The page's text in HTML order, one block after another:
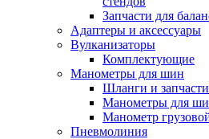
Запчасти для
Адаптеры и аксессуары
Вулканизаторы
Комплектующие
Манометры для шин
Шланги и запчасти
Манометры для
Манометр
Пневмолиния